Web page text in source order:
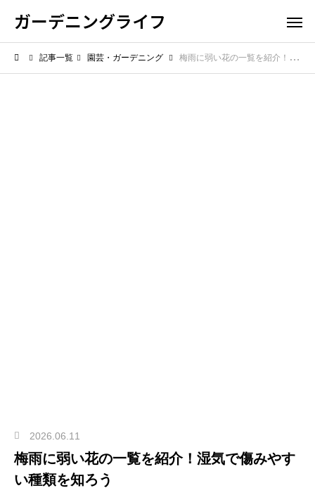
ガーデニングライフ
記事一覧 園芸・ガーデニング 梅雨に弱い花の一覧を紹介！湿気で傷みやすい種類を知ろう
2026.06.11
梅雨に弱い花の一覧を紹介！湿気で傷みやす
い種類を知ろう